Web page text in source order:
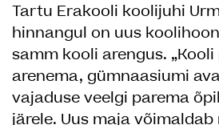
Tartu Erakooli koolijuhi
hinnangul on uus
samm kooli arengus.
arenema, gümnaasiumi
vajaduse veelgi parema
järele. Uus maja